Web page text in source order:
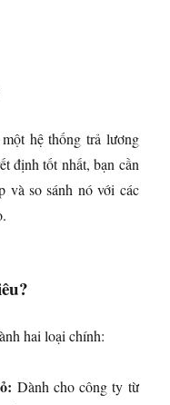
hệ thống trả lương
định tốt nhất, bạn cần
và so sánh nó với các
hai loại chính:
Dành cho công ty từ